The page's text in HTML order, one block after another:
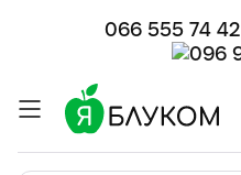
066 555 74 42